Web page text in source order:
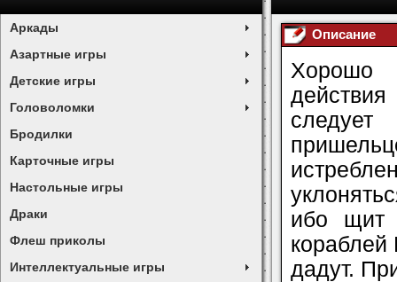
Аркады
Азартные игры
Детские игры
Головоломки
Бродилки
Карточные игры
Настольные игры
Драки
Флеш приколы
Интеллектуальные игры
Описание
Хорошо
ибо щит
кораблей
дадут.